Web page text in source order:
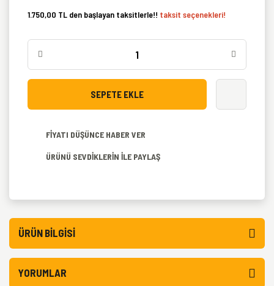
1.750,00 TL den başlayan taksitlerle!! taksit seçenekleri!
SEPETE EKLE
FİYATI DÜŞÜNCE HABER VER
ÜRÜNÜ SEVDİKLERİN İLE PAYLAŞ
ÜRÜN BILGISI
YORUMLAR